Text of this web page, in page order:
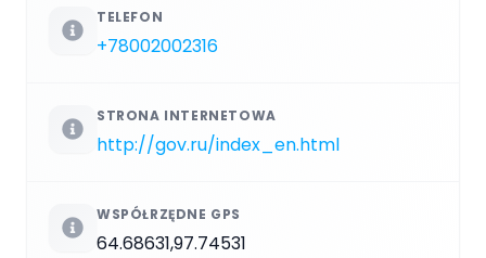
TELEFON
+78002002316
STRONA INTERNETOWA
http://gov.ru/index_en.html
WSPÓŁRZĘDNE GPS
64.68631,97.74531